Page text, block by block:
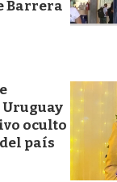
Barrera
oculto
país